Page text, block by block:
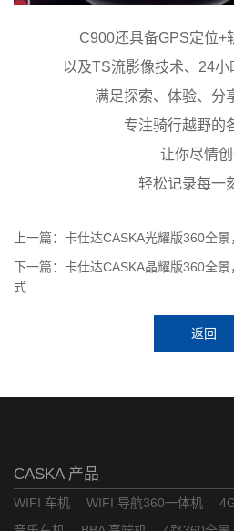
C900还具备GPS定位+
以及TS流影像技术、24
满足探索、体验、分
专注骑行越野的
让你尽情
轻松记录每一
上一篇：卡仕达CASKA光耀版360全
下一篇：卡仕达CASKA晶耀版360全
式
返回
CASKA 产品
WIFI 车机 WIFI 导航360一体机